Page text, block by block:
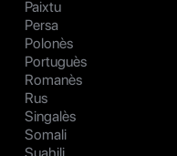
Paixtu
Persa
Polonès
Portuguès
Romanès
Rus
Singalès
Somali